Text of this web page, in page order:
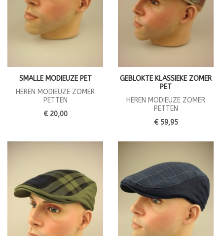
SMALLE MODIEUZE PET
HEREN MODIEUZE ZOMER
PETTEN
€ 20,00
GEBLOKTE KLASSIEKE ZOMER
PET
HEREN MODIEUZE ZOMER
PETTEN
€ 59,95